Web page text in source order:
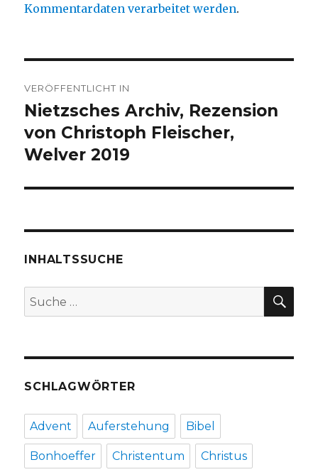
Kommentardaten verarbeitet werden.
VERÖFFENTLICHT IN
Nietzsches Archiv, Rezension
von Christoph Fleischer,
Welver 2019
INHALTSSUCHE
Suche
nach:
SCHLAGWÖRTER
Advent Auferstehung Bibel
Bonhoeffer Christentum Christus